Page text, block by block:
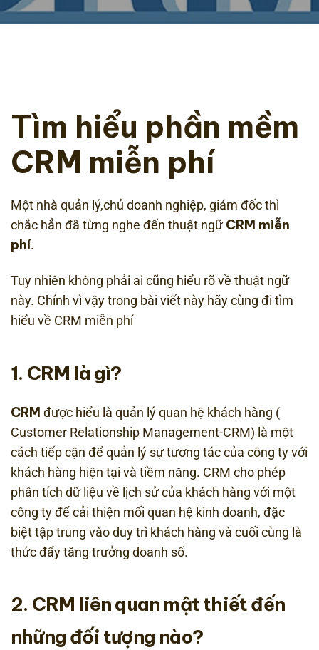
Tìm hiểu phần mềm
CRM miễn phí
Một nhà quản lý,chủ doanh nghiệp, giám đốc thì
chắc hẳn đã từng nghe đến thuật ngữCRM miễn
phí.
Tuy nhiên không phải ai cũng hiểu rõ về thuật ngữ
này. Chính vì vậy trong bài viết này hãy cùng đi tìm
hiểu về CRM miễn phí
1. CRM là gì?
CRM được hiểu là quản lý quan hệ khách hàng (
Customer Relationship Management-CRM) là một
cách tiếp cận để quản lý sự tương tác của công ty với
khách hàng hiện tại và tiềm năng. CRM cho phép
phân tích dữ liệu về lịch sử của khách hàng với một
công ty để cải thiện mối quan hệ kinh doanh, đặc
biệt tập trung vào duy trì khách hàng và cuối cùng là
thức đẩy tăng trưởng doanh số.
2. CRM liên quan mật thiết đến
những đối tượng nào?